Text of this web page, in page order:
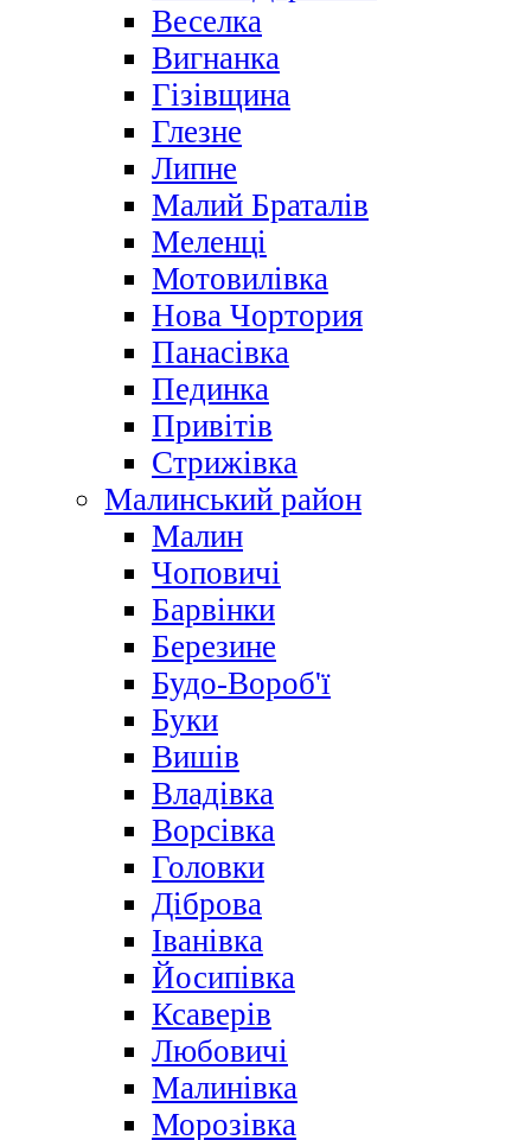
Веселка
Вигнанка
Гізівщина
Глезне
Липне
Малий Браталів
Меленці
Мотовилівка
Нова Чортория
Панасівка
Пединка
Привітів
Стрижівка
Малинський район
Малин
Чоповичі
Барвінки
Березине
Будо-Вороб'ї
Буки
Вишів
Владівка
Ворсівка
Головки
Діброва
Іванівка
Йосипівка
Ксаверів
Любовичі
Малинівка
Морозівка